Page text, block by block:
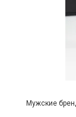
Мужские